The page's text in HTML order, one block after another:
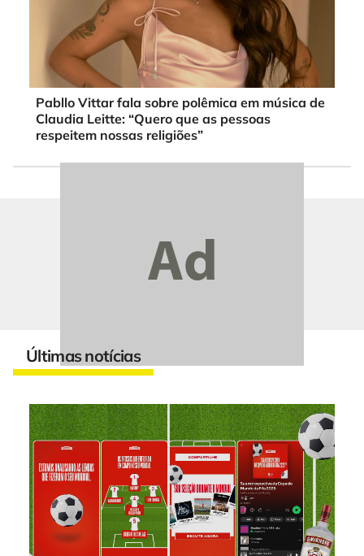
Pabllo Vittar fala sobre polêmica em música de
Claudia Leitte: “Quero que as pessoas
respeitem nossas religiões”
Últimas notícias